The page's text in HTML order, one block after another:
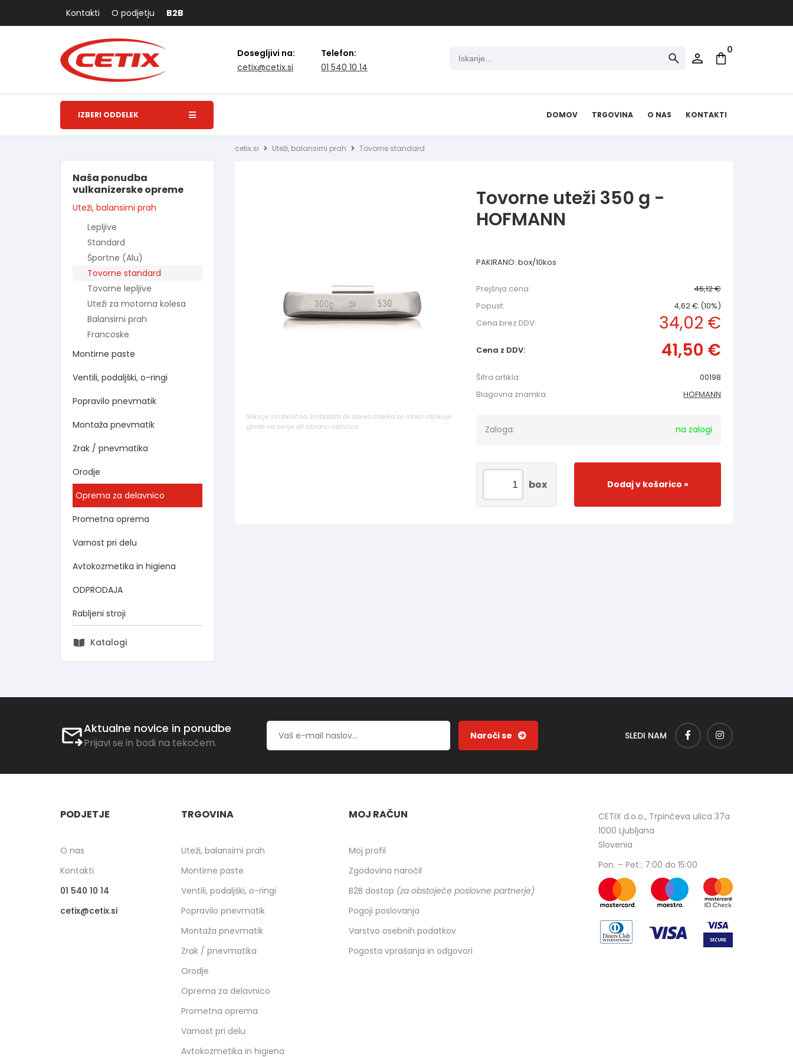
Kontakti O podjetju B2B
Dosegljivi na:
cetix
cetix.si
Telefon:
01 540 10 14
0
IZBERI ODDELEK DOMOV TRGOVINA O NAS KONTAKTI
Naša ponudba
vulkanizerske opreme
Uteži, balansirni prah
Lepljive
Standard
Športne (Alu)
Tovorne standard
Tovorne lepljive
Uteži za motorna kolesa
Balansirni prah
Francoske
Montirne paste
Ventili, podaljški, o-ringi
Popravilo pnevmatik
Montaža pnevmatik
Zrak / pnevmatika
Orodje
Oprema za delavnico
Prometna oprema
Varnost pri delu
Avtokozmetika in higiena
ODPRODAJA
Rabljeni stroji
Katalogi
cetix.si Uteži, balansirni prah Tovorne standard
Tovorne uteži 350 g -
HOFMANN
Slika je simbolična. Embalaža ali barva izdelka se lahko razlikuje
glede na serijo ali izbrano različico.
PAKIRANO: box/10kos
Prejšnja cena:
46,12 €
Popust:
4,62 € (10%)
Cena brez DDV:
34,02 €
Cena z DDV: 41,50 €
Šifra artikla:
00198
Blagovna znamka:
HOFMANN
Zaloga: na zalogi
Dodaj v košarico
box
Aktualne novice in ponudbe
Prijavi se in bodi na tekočem.
SLEDI NAM
PODJETJE
O nas
Kontakti
01 540 10 14
cetix
cetix.si
TRGOVINA
Uteži, balansirni prah
Montirne paste
Ventili, podaljški, o-ringi
Popravilo pnevmatik
Montaža pnevmatik
Zrak / pnevmatika
Orodje
Oprema za delavnico
Prometna oprema
Varnost pri delu
Avtokozmetika in higiena
MOJ RAČUN
Moj profil
Zgodovina naročil
B2B dostop (za obstoječe poslovne partnerje)
Pogoji poslovanja
Varstvo osebnih podatkov
Pogosta vprašanja in odgovori
CETIX d.o.o., Trpinčeva ulica 37a
1000 Ljubljana
Slovenia
Pon. – Pet.: 7:00 do 15:00